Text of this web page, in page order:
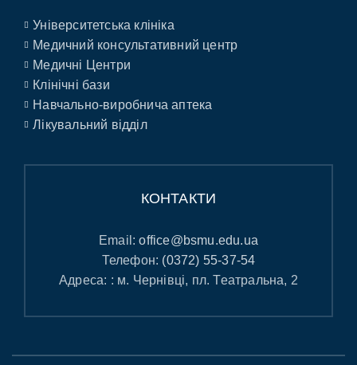
Університетська клініка
Медичний консультативний центр
Медичні Центри
Клінічні бази
Навчально-виробнича аптека
Лікувальний відділ
КОНТАКТИ
Email:office@bsmu.edu.ua
Телефон: (0372) 55-37-54
Адреса: : м. Чернівці, пл. Театральна, 2